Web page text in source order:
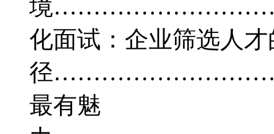
境
化面试：企业筛选人才
径
最有魅